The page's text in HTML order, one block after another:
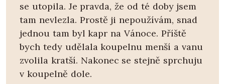
se utopila. Je pravda, že od té doby jsem
tam nevlezla. Prostě ji nepoužívám, snad
jednou tam byl kapr na Vánoce. Příště
bych tedy udělala koupelnu menší a vanu
zvolila kratší. Nakonec se stejně sprchuju
v koupelně dole.